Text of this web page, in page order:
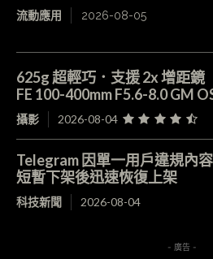
流動應用 2026-08-05
625g 超輕巧．支援 2x 增距
FE 100-400mm F5.6-8.0 GM
攝影 2026-08-04
Telegram 因單一用戶違規內
短暫下架後迅速恢復上架
科技新聞 2026-08-04
- 廣告 -